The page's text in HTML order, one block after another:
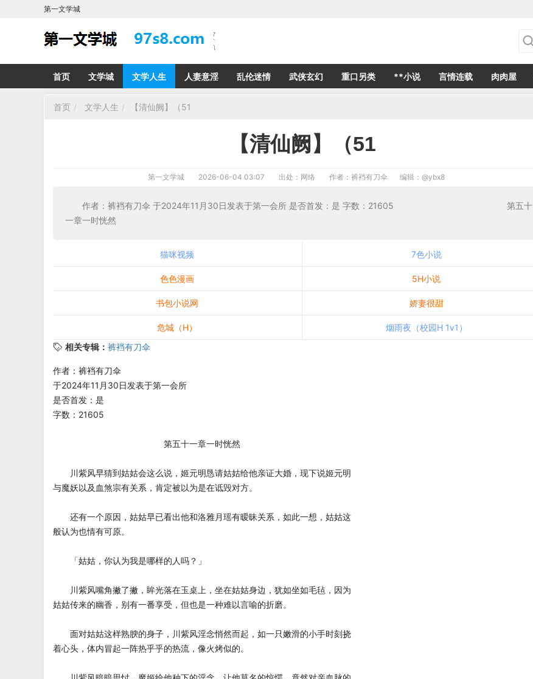
第一文学城
首页 文学城 文学人生 人妻意淫 乱伦迷情 武侠玄幻 重口另类 **小说 言情连载 肉肉屋
首页 文学人生 【清仙阙】（51
【清仙阙】（51
第一文学城 2026-06-04 03:07 出处：网络 作者：裤裆有刀伞 编辑： @ybx8
作者：裤裆有刀伞 于2024年11月30日发表于第一会所 是否首发：是 字数：21605 第五十
一章一时恍然
猫咪视频 7色小说
色色漫画 5H小说
书包小说网 娇妻很甜
危城（H）
烟雨夜（校园H 1v1）
相关专辑： 裤裆有刀伞
作者：裤裆有刀伞
于2024年11月30日发表于第一会所
是否首发：是
字数：21605
第五十一章一时恍然
川紫风早猜到姑姑会这么说，姬元明恳请姑姑给他亲证大婚，现下说姬元明
与魔妖以及血煞宗有关系，肯定被以为是在诋毁对方。
还有一个原因，姑姑早已看出他和洛雅月瑶有暧昧关系，如此一想，姑姑这
般认为也情有可原。
「姑姑，你认为我是哪样的人吗？」
川紫风嘴角撇了撇，眸光落在玉桌上，坐在姑姑身边，犹如坐如毛毡，因为
姑姑传来的幽香，别有一番享受，但也是一种难以言喻的折磨。
面对姑姑这样熟腴的身子，川紫风淫念悄然而起，如一只嫩滑的小手时刻挠
着心头，体内冒起一阵热乎乎的热流，像火烤似的。